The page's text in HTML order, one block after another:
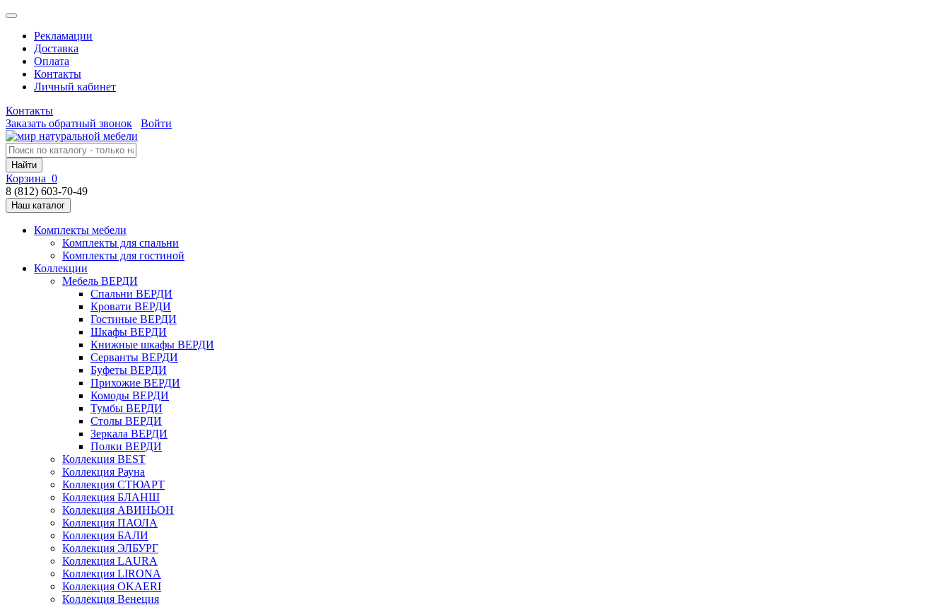
Рекламации
Доставка
Оплата
Контакты
Личный кабинет
Контакты
Заказать обратный звонок
Войти
Найти
Корзина 0
8 (812) 603-70-49
Наш каталог
Комплекты мебели
Комплекты для спальни
Комплекты для гостиной
Коллекции
Мебель ВЕРДИ
Спальни ВЕРДИ
Кровати ВЕРДИ
Гостиные ВЕРДИ
Шкафы ВЕРДИ
Книжные шкафы ВЕРДИ
Серванты ВЕРДИ
Буфеты ВЕРДИ
Прихожие ВЕРДИ
Комоды ВЕРДИ
Тумбы ВЕРДИ
Столы ВЕРДИ
Зеркала ВЕРДИ
Полки ВЕРДИ
Коллекция BEST
Коллекция Рауна
Коллекция СТЮАРТ
Коллекция БЛАНШ
Коллекция АВИНЬОН
Коллекция ПАОЛА
Коллекция БАЛИ
Коллекция ЭЛБУРГ
Коллекция LAURA
Коллекция LIRONA
Коллекция OKAERI
Коллекция Венеция